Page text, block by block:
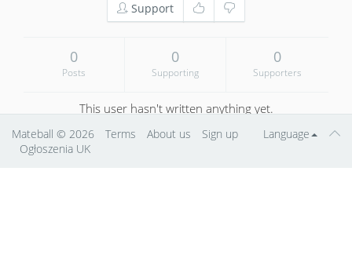
Support
0
Posts
0
Supporting
0
Supporters
This user hasn't written anything yet.
Language
Mateball © 2026 Terms About us
Sign up
Ogłoszenia UK